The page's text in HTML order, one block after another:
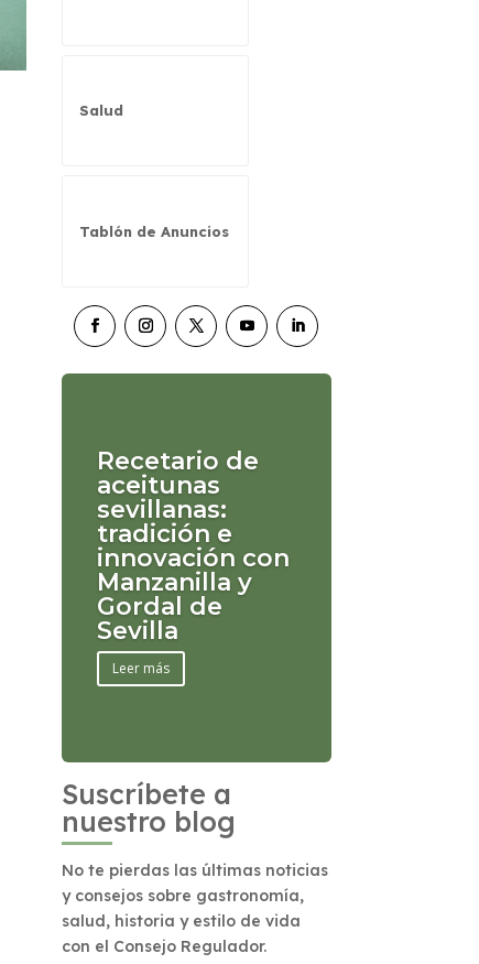
Salud
Tablón de Anuncios
Recetario de
aceitunas
sevillanas:
tradición e
innovación con
Manzanilla y
Gordal de
Sevilla
Leer más
Suscríbete a
nuestro blog
No te pierdas las últimas noticias
y consejos sobre gastronomía,
salud, historia y estilo de vida
con el Consejo Regulador.